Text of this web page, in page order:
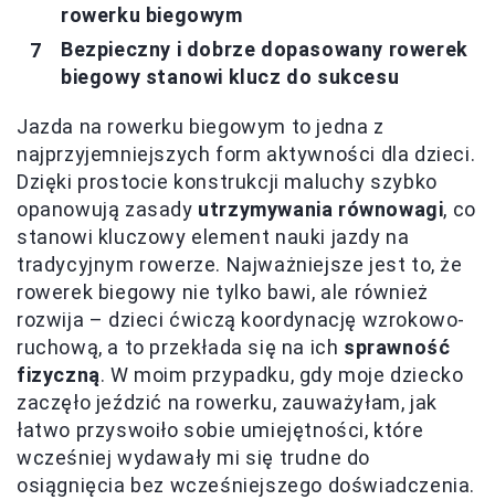
rowerku biegowym
Bezpieczny i dobrze dopasowany rowerek
biegowy stanowi klucz do sukcesu
Jazda na rowerku biegowym to jedna z
najprzyjemniejszych form aktywności dla dzieci.
Dzięki prostocie konstrukcji maluchy szybko
opanowują zasady utrzymywania równowagi, co
stanowi kluczowy element nauki jazdy na
tradycyjnym rowerze. Najważniejsze jest to, że
rowerek biegowy nie tylko bawi, ale również
rozwija – dzieci ćwiczą koordynację wzrokowo-
ruchową, a to przekłada się na ich sprawność
fizyczną. W moim przypadku, gdy moje dziecko
zaczęło jeździć na rowerku, zauważyłam, jak
łatwo przyswoiło sobie umiejętności, które
wcześniej wydawały mi się trudne do
osiągnięcia bez wcześniejszego doświadczenia.